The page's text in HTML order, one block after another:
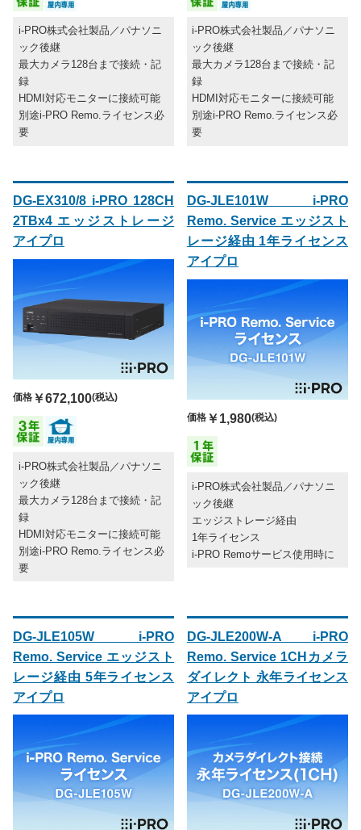
i-PRO株式会社製品／パナソニ
ック後継
最大カメラ128台まで接続・記
録
HDMI対応モニターに接続可能
別途i-PRO Remo.ライセンス必
要
i-PRO株式会社製品／パナソニ
ック後継
最大カメラ128台まで接続・記
録
HDMI対応モニターに接続可能
別途i-PRO Remo.ライセンス必
要
DG-EX310/8 i-PRO 128CH
2TBx4 エッジストレージ
アイプロ
価格 ￥672,100(税込)
i-PRO株式会社製品／パナソニ
ック後継
最大カメラ128台まで接続・記
録
HDMI対応モニターに接続可能
別途i-PRO Remo.ライセンス必
要
DG-JLE101W i-PRO
Remo. Service エッジスト
レージ経由 1年ライセンス
アイプロ
価格￥1,980(税込)
i-PRO株式会社製品／パナソニ
ック後継
エッジストレージ経由
1年ライセンス
i-PRO Remoサービス使用時に
DG-JLE105W i-PRO
Remo. Service エッジスト
レージ経由 5年ライセンス
アイプロ
DG-JLE200W-A i-PRO
Remo. Service 1CHカメラ
ダイレクト 永年ライセンス
アイプロ